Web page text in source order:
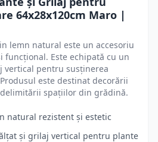
64x28x120cm Maro |
lemn natural este un accesoriu
funcțional. Este echipată cu un
pentru susținerea
este destinat decorării
spațiilor din grădină.
natural rezistent și estetic
și grilaj vertical pentru plante